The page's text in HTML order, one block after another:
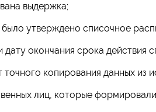
выдержка;
утверждено списочное
дату окончания срока действия
точного копирования данных из
лиц, которые